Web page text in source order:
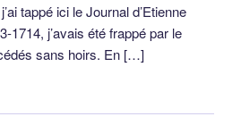
tappé ici le Journal d’Etienne
1714, j’avais été frappé par le
sans hoirs. En […]